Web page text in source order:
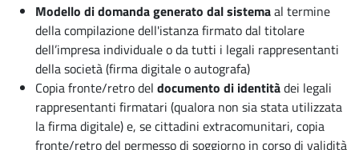
Modello di domanda generato dal sistemaal termine
della compilazione dell'istanza firmato dal titolare
dell’impresa individuale o da tutti i legali rappresentanti
della società (firma digitale o autografa)
Copia fronte/retro del documento di identitàdei legali
rappresentanti firmatari (qualora non sia stata utilizzata
la firma digitale) e, se cittadini extracomunitari, copia
fronte/retro del permesso di soggiorno in corso di validità